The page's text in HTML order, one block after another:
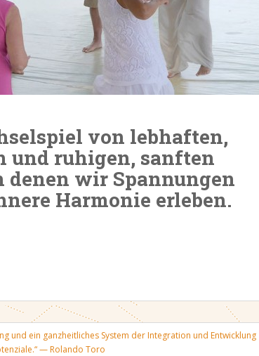
von lebhaften,
und ruhigen, sanften
denen wir Spannungen
Harmonie erleben.
und ein ganzheitliches System der Integration und Entwicklung
— Rolando Toro